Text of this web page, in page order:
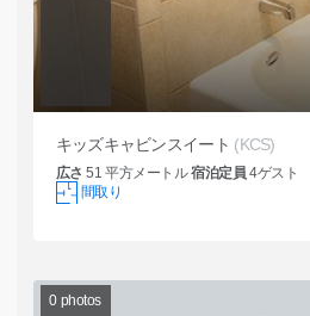
キッズキャビンスイート (KCS)
広さ 51 平方メートル宿泊定員 4ゲスト
間取り
0 photos